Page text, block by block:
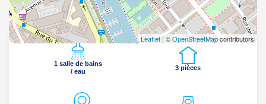
Leaflet| ©OpenStreetMapcontributors
1 salle de bains
/ eau
3 pièces